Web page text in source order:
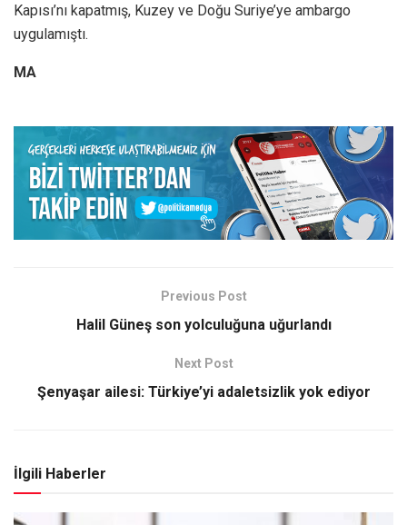
Kapısı’nı kapatmış, Kuzey ve Doğu Suriye’ye ambargo
uygulamıştı.
MA
Previous Post
Halil Güneş son yolculuğuna uğurlandı
Next Post
Şenyaşar ailesi: Türkiye’yi adaletsizlik yok ediyor
İlgili Haberler